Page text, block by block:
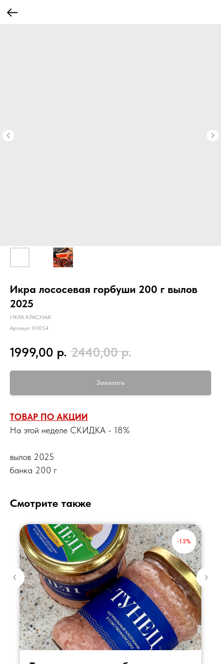
Икра лососевая горбуши 200 г вылов
2025
ИКРА КРАСНАЯ
Артикул: 69054
1999,00 р. 2440,00 р.
Заказать
ТОВАР ПО АКЦИИ
На этой неделе СКИДКА - 18%
вылов 2025
банка 200 г
Смотрите также
-13%